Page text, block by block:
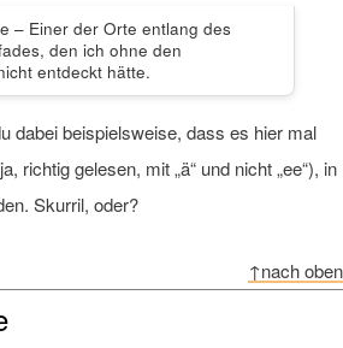
– Einer der Orte entlang des
den ich ohne den
entdeckt hätte.
dabei beispielsweise, dass es hier mal
richtig gelesen, mit „ä“ und nicht „ee“), in
Skurril, oder?
↑nach oben